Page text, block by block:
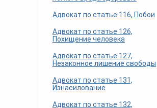
Адвокат по статье 116, Побои
Адвокат по статье 126,
Похищение человека
Адвокат по статье 127,
Незаконное лишение свободы
Адвокат по статье 131,
Изнасилование
Адвокат по статье 132,